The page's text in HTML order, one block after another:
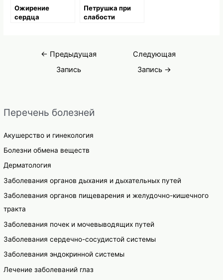
Перечень болезней
Акушерство и гинекология
Болезни обмена веществ
Дерматология
Заболевания органов дыхания и дыхательных путей
Заболевания органов пищеварения и желудочно-кишечного
тракта
Заболевания почек и мочевыводящих путей
Заболевания сердечно-сосудистой системы
Заболевания эндокринной системы
Лечение заболеваний глаз
Ожирение
сердца
Петрушка при
слабости
Навигация
← Предыдущая
Запись
Следующая
Запись →